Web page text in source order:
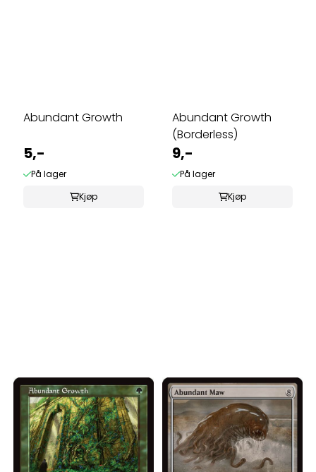
Abundant Growth
5,-
På lager
Kjøp
Abundant Growth
(Borderless)
9,-
På lager
Kjøp